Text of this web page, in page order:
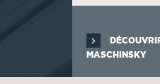
MASCHINSKY